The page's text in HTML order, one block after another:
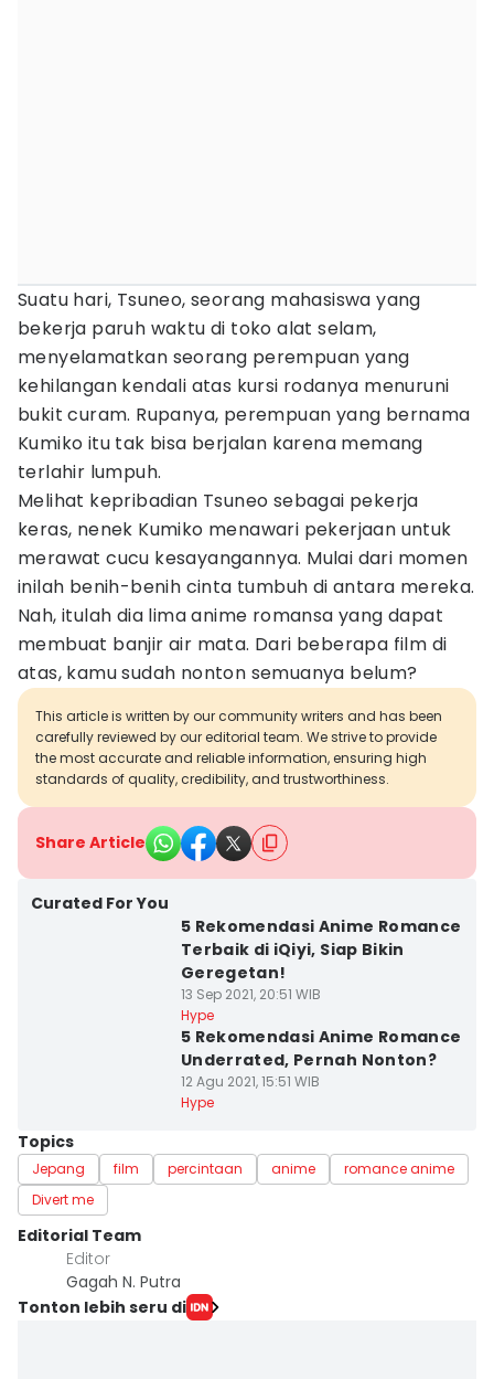
Suatu hari, Tsuneo, seorang mahasiswa yang
bekerja paruh waktu di toko alat selam,
menyelamatkan seorang perempuan yang
kehilangan kendali atas kursi rodanya menuruni
bukit curam. Rupanya, perempuan yang bernama
Kumiko itu tak bisa berjalan karena memang
terlahir lumpuh.
Melihat kepribadian Tsuneo sebagai pekerja
keras, nenek Kumiko menawari pekerjaan untuk
merawat cucu kesayangannya. Mulai dari momen
inilah benih-benih cinta tumbuh di antara mereka.
Nah, itulah dia lima anime romansa yang dapat
membuat banjir air mata. Dari beberapa film di
atas, kamu sudah nonton semuanya belum?
This article is written by our community writers and has been
carefully reviewed by our editorial team. We strive to provide
the most accurate and reliable information, ensuring high
standards of quality, credibility, and trustworthiness.
Share Article
Curated For You
5 Rekomendasi Anime Romance
Terbaik di iQiyi, Siap Bikin
Geregetan!
13 Sep 2021, 20:51 WIB
Hype
5 Rekomendasi Anime Romance
Underrated, Pernah Nonton?
12 Agu 2021, 15:51 WIB
Hype
Topics
Jepang film percintaan anime
romance anime
Divert me
Editorial Team
Editor
Gagah N. Putra
Tonton lebih seru di